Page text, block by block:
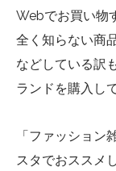
Webでお買い物
全く知らない商
などしている訳
ランドを購入し
「ファッション
スタでおススメ